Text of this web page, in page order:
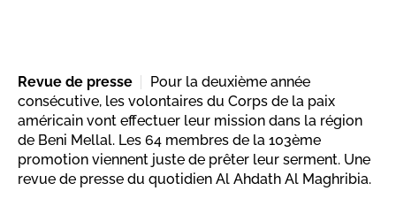
Revue de presse
Pour la deuxième année
consécutive, les volontaires du Corps de la paix
américain vont effectuer leur mission dans la région
de Beni Mellal. Les 64 membres de la 103ème
promotion viennent juste de prêter leur serment. Une
revue de presse du quotidien Al Ahdath Al Maghribia.